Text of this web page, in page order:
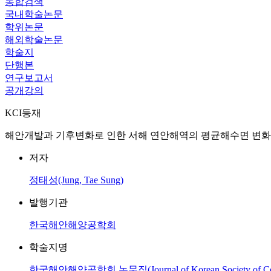
국내학술논문
학위논문
해외학술논문
학술지
단행본
연구보고서
공개강의
KCI등재
해안개발과 기후변화로 인한 서해 연안해역의 평균해수면 변화
저자
정태성(Jung, Tae Sung)
발행기관
한국해안해양공학회
학술지명